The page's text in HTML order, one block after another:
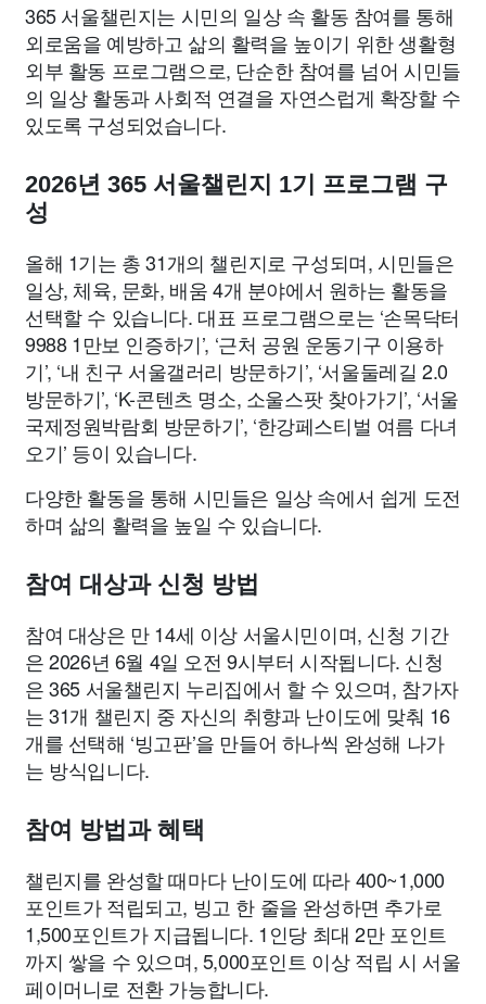
365 서울챌린지는 시민의 일상 속 활동 참여를 통해
외로움을 예방하고 삶의 활력을 높이기 위한 생활형
외부 활동 프로그램으로, 단순한 참여를 넘어 시민들
의 일상 활동과 사회적 연결을 자연스럽게 확장할 수
있도록 구성되었습니다.
2026년 365 서울챌린지 1기 프로그램 구
성
올해 1기는 총 31개의 챌린지로 구성되며, 시민들은
일상, 체육, 문화, 배움 4개 분야에서 원하는 활동을
선택할 수 있습니다. 대표 프로그램으로는 ‘손목닥터
9988 1만보 인증하기’, ‘근처 공원 운동기구 이용하
기’, ‘내 친구 서울갤러리 방문하기’, ‘서울둘레길 2.0
방문하기’, ‘K-콘텐츠 명소, 소울스팟 찾아가기’, ‘서울
국제정원박람회 방문하기’, ‘한강페스티벌 여름 다녀
오기’ 등이 있습니다.
다양한 활동을 통해 시민들은 일상 속에서 쉽게 도전
하며 삶의 활력을 높일 수 있습니다.
참여 대상과 신청 방법
참여 대상은 만 14세 이상 서울시민이며, 신청 기간
은 2026년 6월 4일 오전 9시부터 시작됩니다. 신청
은 365 서울챌린지 누리집에서 할 수 있으며, 참가자
는 31개 챌린지 중 자신의 취향과 난이도에 맞춰 16
개를 선택해 ‘빙고판’을 만들어 하나씩 완성해 나가
는 방식입니다.
참여 방법과 혜택
챌린지를 완성할 때마다 난이도에 따라 400~1,000
포인트가 적립되고, 빙고 한 줄을 완성하면 추가로
1,500포인트가 지급됩니다. 1인당 최대 2만 포인트
까지 쌓을 수 있으며, 5,000포인트 이상 적립 시 서울
페이머니로 전환 가능합니다.